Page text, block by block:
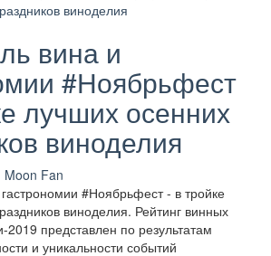
вина и
#Ноябрьфест
лучших осенних
виноделия
Moon Fan
#Ноябрьфест - в тройке
виноделия. Рейтинг винных
представлен по результатам
и уникальности событий